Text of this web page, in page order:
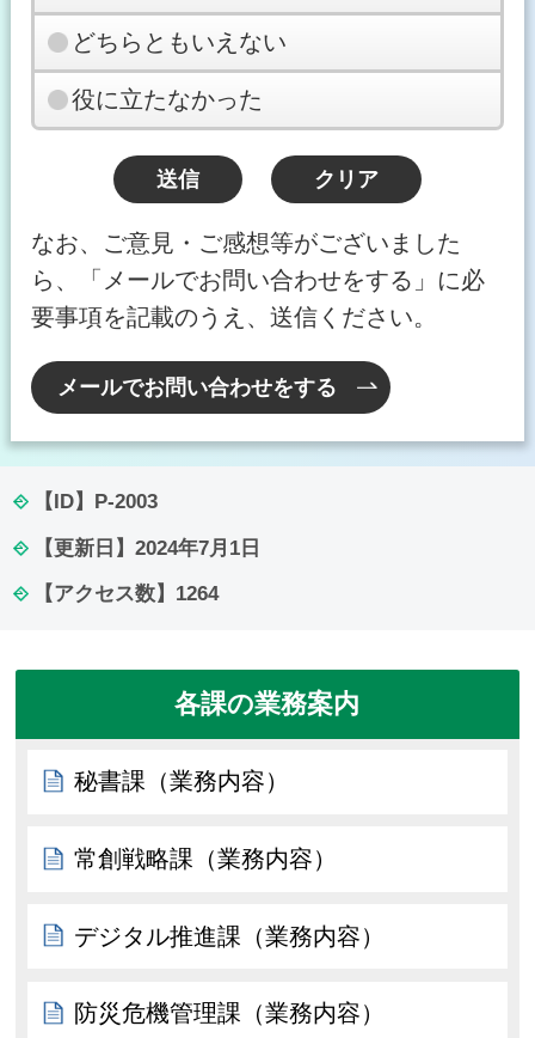
どちらともいえない
役に立たなかった
なお、ご意見・ご感想等がございました
ら、「メールでお問い合わせをする」に必
要事項を記載のうえ、送信ください。
メールでお問い合わせをする
【ID】 P-2003
【更新日】 2024年7月1日
【アクセス数】 1264
各課の業務案内
秘書課（業務内容）
常創戦略課（業務内容）
デジタル推進課（業務内容）
防災危機管理課（業務内容）